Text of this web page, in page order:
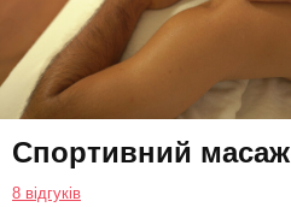
Спортивний масаж
8 відгуків